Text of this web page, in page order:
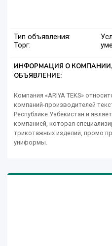
Тип объявления:
Торг:
ИНФОРМАЦИЯ О
ОБЪЯВЛЕНИЕ:
Компания «ARIYA TEKS»
компаний-производителей
Республике Узбекистан и
компанией, которая
трикотажных изделий, промо
униформы.